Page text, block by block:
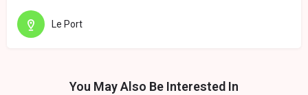
Le Port
You May Also Be Interested In